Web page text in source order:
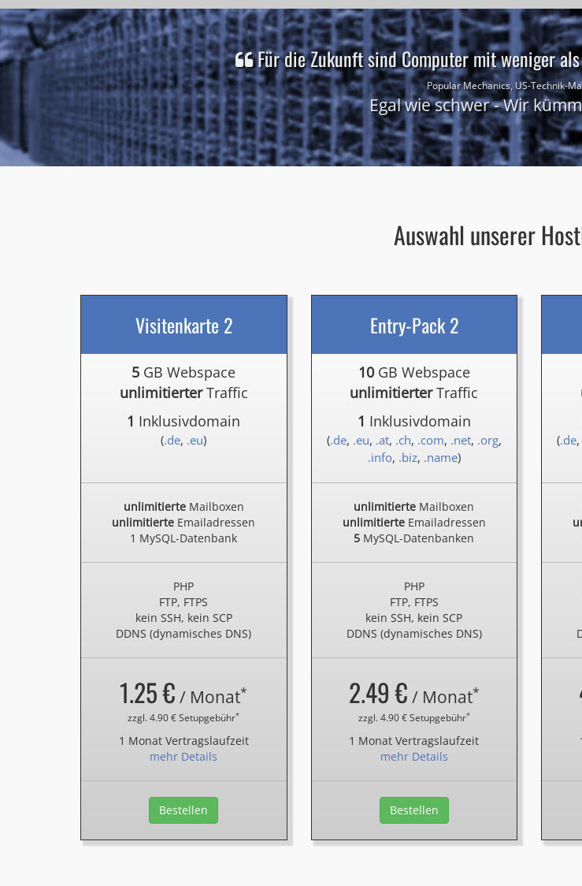
Für die Zukunft sind Computer mit weniger
Popular Mechanics, US-Technik-
Egal wie schwer - Wir
Auswahl unserer
Visitenkarte 2
5 GB Webspace
unlimitierterTraffic
1 Inklusivdomain
(.de, .eu)
unlimitierteMailboxen
unlimitierte Emailadressen
1 MySQL-Datenbank
PHP
FTP, FTPS
kein SSH, kein SCP
DDNS (dynamisches DNS)
1.25 € / Monat*
zzgl. 4.90 € Setupgebühr*
1 Monat Vertragslaufzeit
mehr Details
Bestellen
Entry-Pack 2
10GB Webspace
unlimitierterTraffic
1 Inklusivdomain
(.de, .eu, .at, .ch, .com, .net, .org,
.info, .biz, .name)
unlimitierte Mailboxen
unlimitierteEmailadressen
5 MySQL-Datenbanken
PHP
FTP, FTPS
kein SSH, kein SCP
DDNS (dynamisches DNS)
2.49 € / Monat*
zzgl. 4.90 € Setupgebühr*
1 Monat Vertragslaufzeit
mehr Details
Bestellen
(.de,